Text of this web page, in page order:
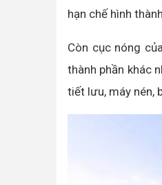
hạn chế hình
Còn cục nóng
thành phần khác
tiết lưu, máy nén,